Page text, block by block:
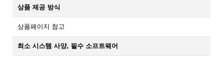
상품 제공 방식
상품페이지 참고
최소 시스템 사양, 필수 소프트웨어